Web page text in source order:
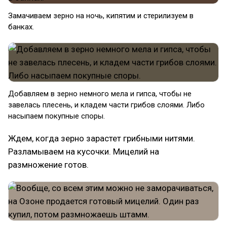
Замачиваем зерно на ночь, кипятим и стерилизуем в
банках.
Добавляем в зерно немного мела и гипса, чтобы не
завелась плесень, и кладем части грибов слоями. Либо
насыпаем покупные споры.
Ждем, когда зерно зарастет грибными нитями.
Разламываем на кусочки. Мицелий на
размножение готов.